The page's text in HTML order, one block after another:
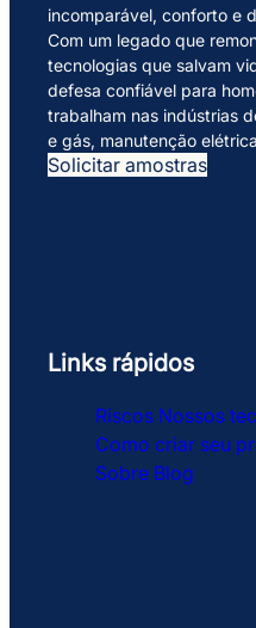
incomparável, conforto e
Com um legado que
tecnologias que salvam
defesa confiável para
trabalham nas indústrias
e gás, manutenção
Solicitar amostras
Links rápidos
Riscos Nossos
Como criar seu
Sobre Blog